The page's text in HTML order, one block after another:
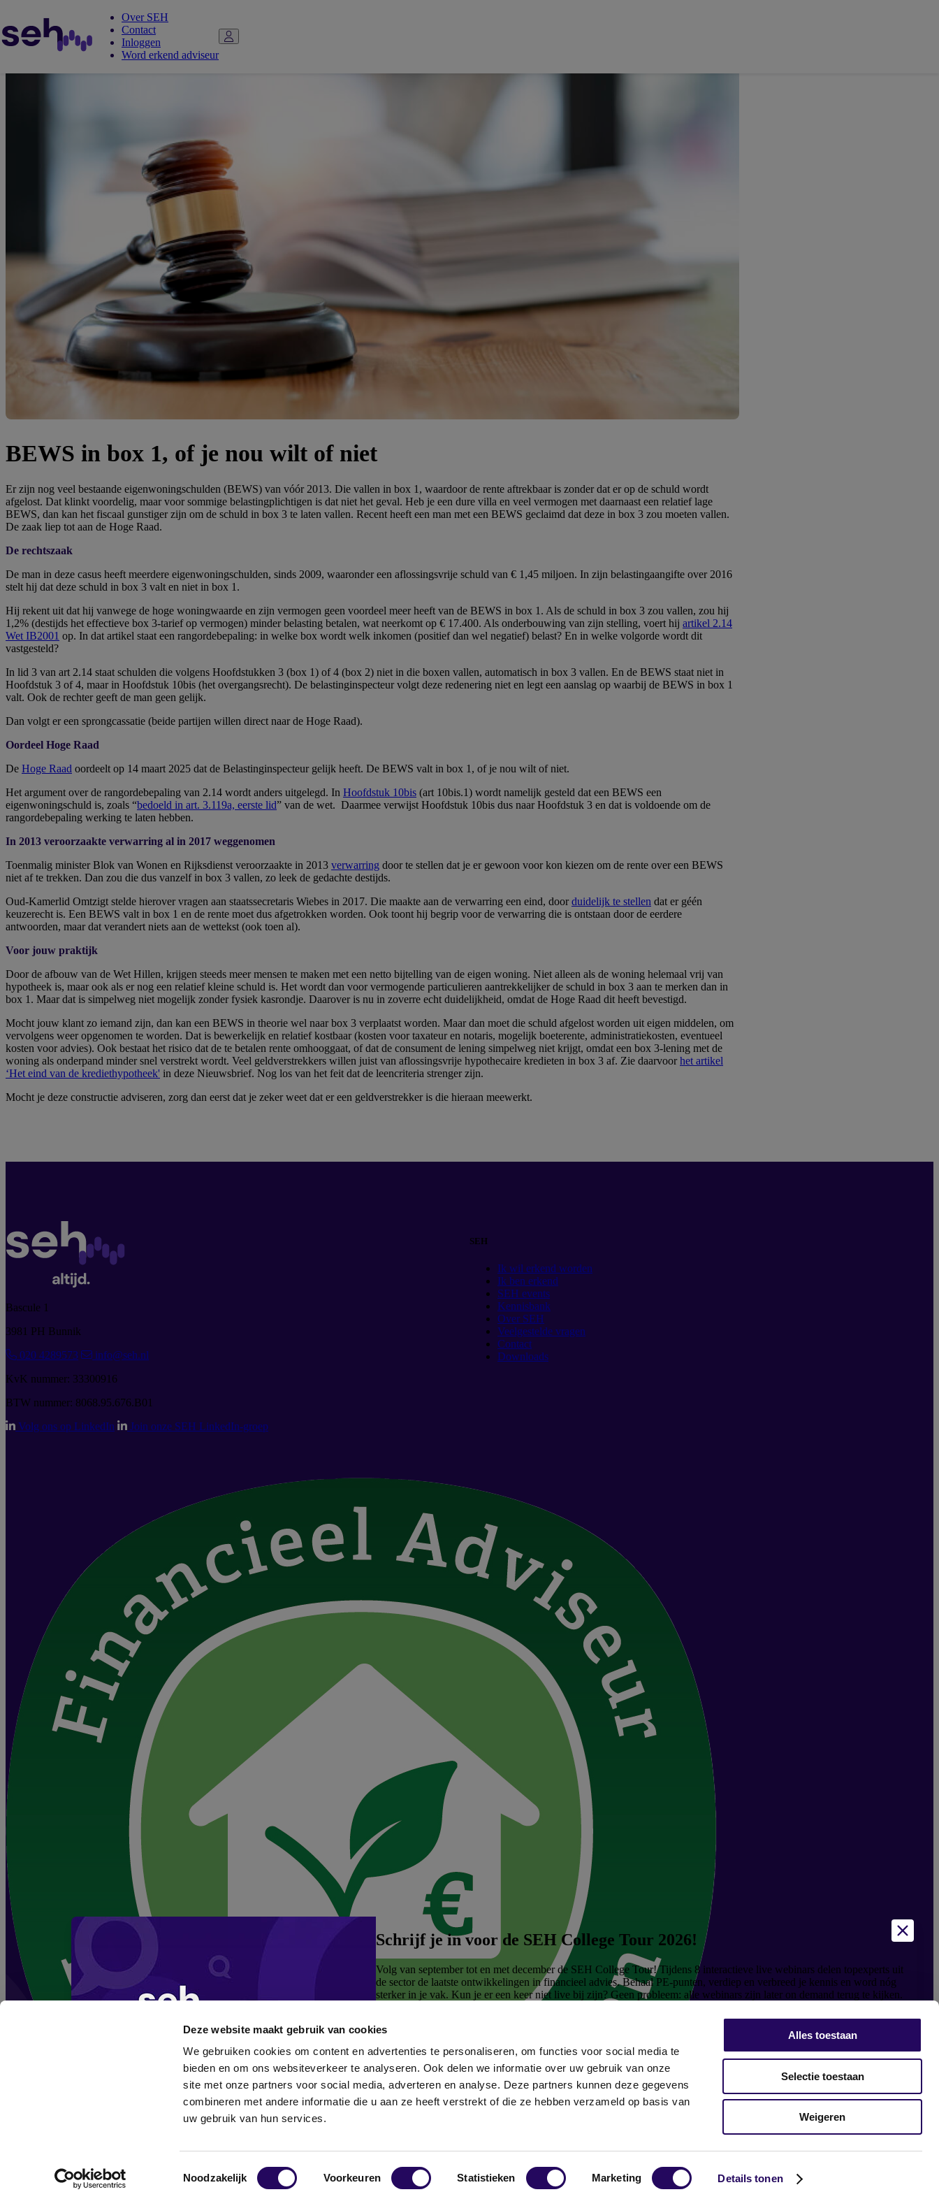
Deze website maakt gebruik van cookies
We gebruiken cookies om content en advertenties te personaliseren, om functies voor social media te
bieden en om ons websiteverkeer te analyseren. Ook delen we informatie over uw gebruik van onze
site met onze partners voor social media, adverteren en analyse. Deze partners kunnen deze gegevens
combineren met andere informatie die u aan ze heeft verstrekt of die ze hebben verzameld op basis van
uw gebruik van hun services.
Toestemmingsselectie
Noodzakelijk Voorkeuren Statistieken Marketing Details tonen
Alles toestaan
Selectie toestaan
Weigeren
Over SEH
Contact
Inloggen
Word erkend adviseur
BEWS in box 1, of je nou wilt of niet
Er zijn nog veel bestaande eigenwoningschulden (BEWS) van vóór 2013. Die vallen in box 1, waardoor de rente aftrekbaar is zonder dat er op de schuld wordt
afgelost. Dat klinkt voordelig, maar voor sommige belastingplichtigen is dat niet het geval. Heb je een dure villa en veel vermogen met daarnaast een relatief lage
BEWS, dan kan het fiscaal gunstiger zijn om de schuld in box 3 te laten vallen. Recent heeft een man met een BEWS geclaimd dat deze in box 3 zou moeten vallen.
De zaak liep tot aan de Hoge Raad.
De rechtszaak
De man in deze casus heeft meerdere eigenwoningschulden, sinds 2009, waaronder een aflossingsvrije schuld van € 1,45 miljoen. In zijn belastingaangifte over 2016
stelt hij dat deze schuld in box 3 valt en niet in box 1.
Hij rekent uit dat hij vanwege de hoge woningwaarde en zijn vermogen geen voordeel meer heeft van de BEWS in box 1. Als de schuld in box 3 zou vallen, zou hij
1,2% (destijds het effectieve box 3-tarief op vermogen) minder belasting betalen, wat neerkomt op € 17.400. Als onderbouwing van zijn stelling, voert hij artikel 2.14
Wet IB2001 op. In dat artikel staat een rangordebepaling: in welke box wordt welk inkomen (positief dan wel negatief) belast? En in welke volgorde wordt dit
vastgesteld?
In lid 3 van art 2.14 staat schulden die volgens Hoofdstukken 3 (box 1) of 4 (box 2) niet in die boxen vallen, automatisch in box 3 vallen. En de BEWS staat niet in
Hoofdstuk 3 of 4, maar in Hoofdstuk 10bis (het overgangsrecht). De belastinginspecteur volgt deze redenering niet en legt een aanslag op waarbij de BEWS in box 1
valt. Ook de rechter geeft de man geen gelijk.
Dan volgt er een sprongcassatie (beide partijen willen direct naar de Hoge Raad).
Oordeel Hoge Raad
De Hoge Raad oordeelt op 14 maart 2025 dat de Belastinginspecteur gelijk heeft. De BEWS valt in box 1, of je nou wilt of niet.
Het argument over de rangordebepaling van 2.14 wordt anders uitgelegd. In Hoofdstuk 10bis (art 10bis.1) wordt namelijk gesteld dat een BEWS een
eigenwoningschuld is, zoals “bedoeld in art. 3.119a, eerste lid” van de wet. Daarmee verwijst Hoofdstuk 10bis dus naar Hoofdstuk 3 en dat is voldoende om de
rangordebepaling werking te laten hebben.
In 2013 veroorzaakte verwarring al in 2017 weggenomen
Toenmalig minister Blok van Wonen en Rijksdienst veroorzaakte in 2013 verwarring door te stellen dat je er gewoon voor kon kiezen om de rente over een BEWS
niet af te trekken. Dan zou die dus vanzelf in box 3 vallen, zo leek de gedachte destijds.
Oud-Kamerlid Omtzigt stelde hierover vragen aan staatssecretaris Wiebes in 2017. Die maakte aan de verwarring een eind, door duidelijk te stellen dat er géén
keuzerecht is. Een BEWS valt in box 1 en de rente moet dus afgetrokken worden. Ook toont hij begrip voor de verwarring die is ontstaan door de eerdere
antwoorden, maar dat verandert niets aan de wettekst (ook toen al).
Voor jouw praktijk
Door de afbouw van de Wet Hillen, krijgen steeds meer mensen te maken met een netto bijtelling van de eigen woning. Niet alleen als de woning helemaal vrij van
hypotheek is, maar ook als er nog een relatief kleine schuld is. Het wordt dan voor vermogende particulieren aantrekkelijker de schuld in box 3 aan te merken dan in
box 1. Maar dat is simpelweg niet mogelijk zonder fysiek kasrondje. Daarover is nu in zoverre echt duidelijkheid, omdat de Hoge Raad dit heeft bevestigd.
Mocht jouw klant zo iemand zijn, dan kan een BEWS in theorie wel naar box 3 verplaatst worden. Maar dan moet die schuld afgelost worden uit eigen middelen, om
vervolgens weer opgenomen te worden. Dat is bewerkelijk en relatief kostbaar (kosten voor taxateur en notaris, mogelijk boeterente, administratiekosten, eventueel
kosten voor advies). Ook bestaat het risico dat de te betalen rente omhooggaat, of dat de consument de lening simpelweg niet krijgt, omdat een box 3-lening met de
woning als onderpand minder snel verstrekt wordt. Veel geldverstrekkers willen juist van aflossingsvrije hypothecaire kredieten in box 3 af. Zie daarvoor het artikel
‘Het eind van de krediethypotheek' in deze Nieuwsbrief. Nog los van het feit dat de leencriteria strenger zijn.
Mocht je deze constructie adviseren, zorg dan eerst dat je zeker weet dat er een geldverstrekker is die hieraan meewerkt.
Bascule 1
3981 PH Bunnik
020 4289573
info@seh.nl
KvK nummer: 33300916
BTW nummer: 8068.95.676.B01
Volg ons op LinkedIn
Join onze SEH LinkedIn-groep
SEH
Ik wil erkend worden
Ik ben erkend
SEH events
Kennisbank
Over SEH
Veelgestelde vragen
Contact
Downloads
Schrijf je in voor de SEH College Tour 2026!
Volg van september tot en met december de SEH College Tour! Tijdens 8 interactieve live webinars delen topexperts uit
de sector de laatste ontwikkelingen in financieel advies. Behaal PE-punten, verdiep en verbreed je kennis en word nóg
sterker in je vak. Kun je er een keer niet live bij zijn? Geen probleem: alle webinars zijn later on demand terug te kijken.
Schrijf je nu in!